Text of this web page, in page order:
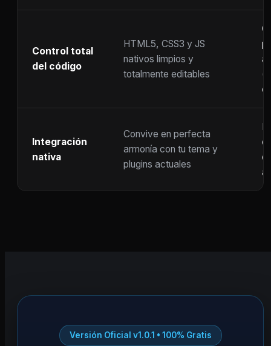
Control total
del código
HTML5, CSS3 y JS
nativos limpios y
totalmente editables
Integración
nativa
Convive en perfecta
armonía con tu tema y
plugins actuales
Versión Oficial v1.0.1 • 100% Gratis